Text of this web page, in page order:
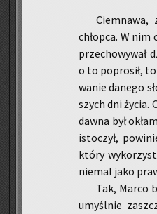
Ciem­na­wa,
chłop­ca. W
prze­chowywał
o to po­pro­sił,
wa­nie da­ne­go
szych dni życia.
dawna był
isto­czył,
który
nie­mal jako
Tak, Marco
umyśl­nie